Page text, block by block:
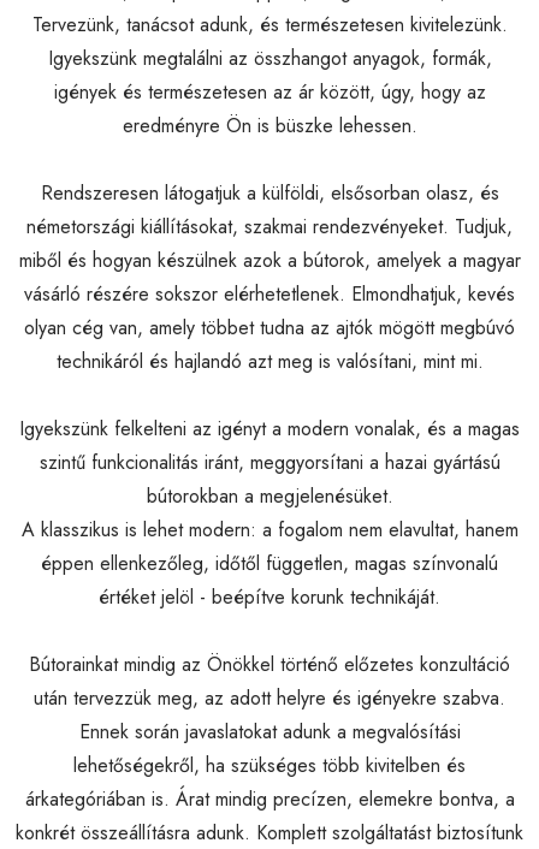
Tervezünk, tanácsot adunk, és természetesen kivitelezünk.
Igyekszünk megtalálni az összhangot anyagok, formák,
igények és természetesen az ár között, úgy, hogy az
eredményre Ön is büszke lehessen.
Rendszeresen látogatjuk a külföldi, elsősorban olasz, és
németországi kiállításokat, szakmai rendezvényeket. Tudjuk,
miből és hogyan készülnek azok a bútorok, amelyek a magyar
vásárló részére sokszor elérhetetlenek. Elmondhatjuk, kevés
olyan cég van, amely többet tudna az ajtók mögött megbúvó
technikáról és hajlandó azt meg is valósítani, mint mi.
Igyekszünk felkelteni az igényt a modern vonalak, és a magas
szintű funkcionalitás iránt, meggyorsítani a hazai gyártású
bútorokban a megjelenésüket.
A klasszikus is lehet modern: a fogalom nem elavultat, hanem
éppen ellenkezőleg, időtől független, magas színvonalú
értéket jelöl - beépítve korunk technikáját.
Bútorainkat mindig az Önökkel történő előzetes konzultáció
után tervezzük meg, az adott helyre és igényekre szabva.
Ennek során javaslatokat adunk a megvalósítási
lehetőségekről, ha szükséges több kivitelben és
árkategóriában is. Árat mindig precízen, elemekre bontva, a
konkrét összeállításra adunk. Komplett szolgáltatást biztosítunk